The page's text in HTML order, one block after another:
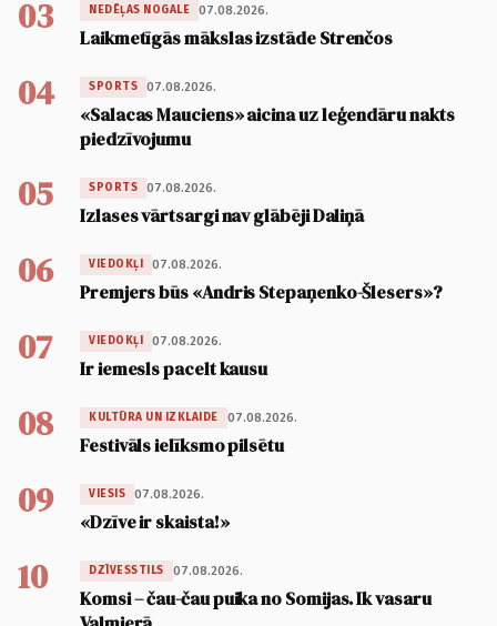
03 NEDĒĻAS NOGALE 07.08.2026.
Laikmetīgās mākslas izstāde Strenčos
04 SPORTS 07.08.2026.
«Salacas Mauciens» aicina uz leģendāru nakts
piedzīvojumu
05 SPORTS 07.08.2026.
Izlases vārtsargi nav glābēji Daliņā
06 VIEDOKĻI 07.08.2026.
Premjers būs «Andris Stepaņenko-Šlesers»?
07 VIEDOKĻI 07.08.2026.
Ir iemesls pacelt kausu
08 KULTŪRA UN IZKLAIDE 07.08.2026.
Festivāls ielīksmo pilsētu
09 VIESIS 07.08.2026.
«Dzīve ir skaista!»
10 DZĪVESSTILS 07.08.2026.
Komsi – čau-čau puika no Somijas. Ik vasaru